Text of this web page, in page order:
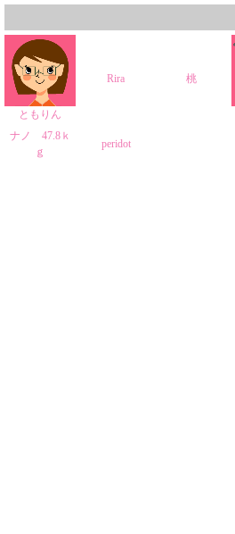
ともりん
Rira 桃
ナノ 47.8ｋ
ｇ
peridot